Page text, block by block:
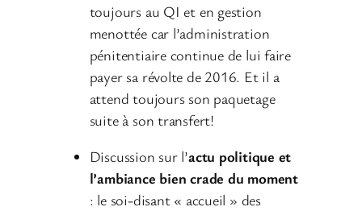
toujours au QI et en gestion
menottée car l’administration
pénitentiaire continue de lui faire
payer sa révolte de 2016. Et il a
attend toujours son paquetage
suite à son transfert!
Discussion sur l’actu politique et
l’ambiance bien crade du moment
: le soi-disant « accueil » des